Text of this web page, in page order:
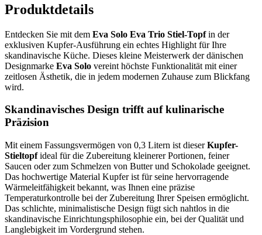
Produktdetails
Entdecken Sie mit dem Eva Solo Eva Trio Stiel-Topfin der
exklusiven Kupfer-Ausführung ein echtes Highlight für Ihre
skandinavische Küche. Dieses kleine Meisterwerk der dänischen
Designmarke Eva Solo vereint höchste Funktionalität mit einer
zeitlosen Ästhetik, die in jedem modernen Zuhause zum Blickfang
wird.
Skandinavisches Design trifft auf kulinarische
Präzision
Mit einem Fassungsvermögen von 0,3 Litern ist dieserKupfer-
Stieltopfideal für die Zubereitung kleinerer Portionen, feiner
Saucen oder zum Schmelzen von Butter und Schokolade geeignet.
Das hochwertige Material Kupfer ist für seine hervorragende
Wärmeleitfähigkeit bekannt, was Ihnen eine präzise
Temperaturkontrolle bei der Zubereitung Ihrer Speisen ermöglicht.
Das schlichte, minimalistische Design fügt sich nahtlos in die
skandinavische Einrichtungsphilosophie ein, bei der Qualität und
Langlebigkeit im Vordergrund stehen.